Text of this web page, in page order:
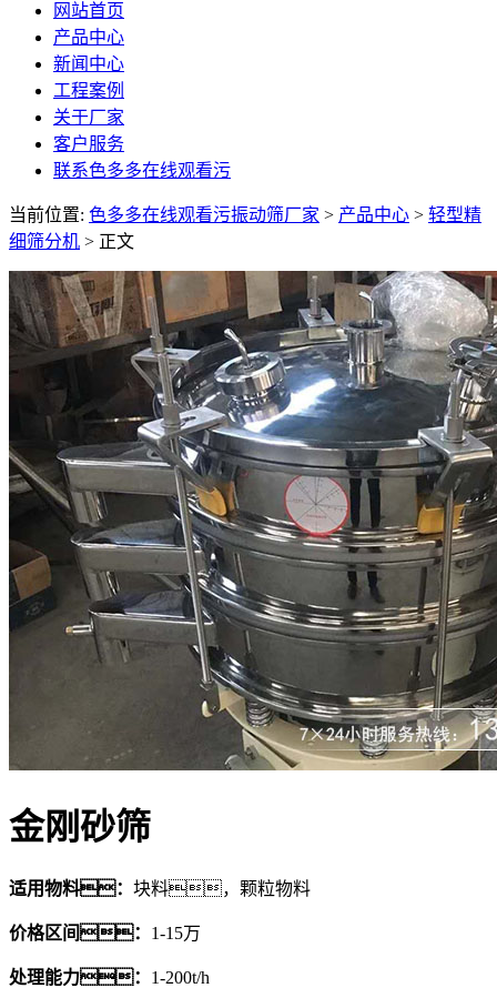
网站首页
产品中心
新闻中心
工程案例
关于厂家
客户服务
联系色多多在线观看污
当前位置: 色多多在线观看污振动筛厂家 > 产品中心 > 轻型精
细筛分机 > 正文
金刚砂筛
适用物料： 块料，颗粒物料
价格区间： 1-15万
处理能力： 1-200t/h